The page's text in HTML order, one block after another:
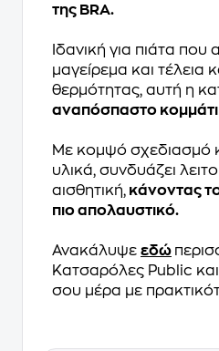
της BRA.
Ιδανική για πιάτα που
μαγείρεμα και τέλεια
θερμότητας, αυτή η
αναπόσπαστο κομμάτι
Με κομψό σχεδιασμό
υλικά, συνδυάζει
αισθητική, κάνοντας
πιο απολαυστικό.
Ανακάλυψε εδώ
Κατσαρόλες Public
σου μέρα με